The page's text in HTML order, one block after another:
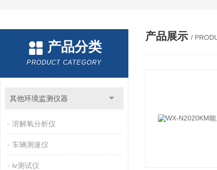
产品分类
PRODUCT CATEGORY
其他环境监测仪器
溶解氧分析仪
车辆测速仪
iv测试仪
产品展示 /